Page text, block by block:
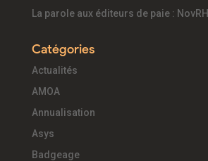
La parole aux éditeurs de paie : NovRH
Catégories
Actualités
AMOA
Annualisation
Asys
Badgeage